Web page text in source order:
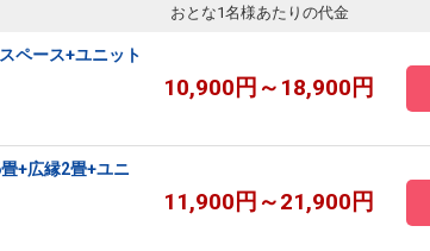
おとな1名様あたりの代金
ペース+ユニット
10,900円～18,900円
+広縁2畳+ユニ
11,900円～21,900円